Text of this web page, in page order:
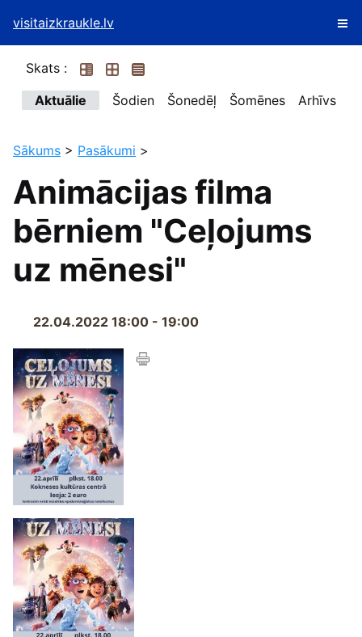
visitaizkraukle.lv
Skats :
Aktuālie
Šodien Šonedēļ Šomēnes Arhīvs
Sākums > Pasākumi >
Animācijas filma
bērniem "Ceļojums
uz mēnesi"
22.04.2022 18:00 - 19:00